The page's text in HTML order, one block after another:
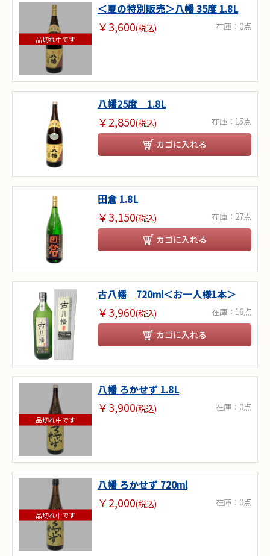
品切れ中です
＜夏の特別販売＞八幡 35度 1.8L
￥3,600(税込) 在庫：0点
八幡25度 1.8L
￥2,850(税込)
在庫：15点
カゴに入れる
田倉 1.8L
￥3,150(税込)
在庫：27点
カゴに入れる
古八幡 720ml＜お一人様1本＞
￥3,960(税込)
在庫：16点
カゴに入れる
品切れ中です
八幡 ろかせず 1.8L
￥3,900(税込) 在庫：0点
品切れ中です
八幡 ろかせず 720ml
￥2,000(税込) 在庫：0点